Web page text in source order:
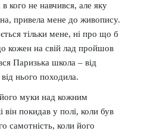
в кого не навчився, але яку
привела мене до живопису.
тільки мене, ні про що б
кожен на свій лад пройшов
Паризька школа – від
нього походила.
муки над кожним
він покидав у полі, коли був
самотність, коли його